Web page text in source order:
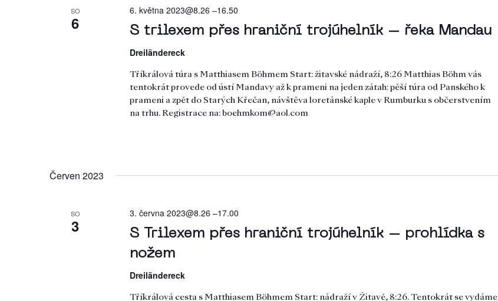
SO
6
6. května 2023@8.26 –16.50
S trilexem přes hraniční trojúhelník – řeka Mandau
Dreiländereck
Tříkrálová túra s Matthiasem Böhmem Start: žitavské nádraží, 8:26 Matthias Böhm vás
tentokrát provede od ústí Mandavy až k prameni na jeden zátah: pěší túra od Panského k
prameni a zpět do Starých Křečan, návštěva loretánské kaple v Rumburku s občerstvením
na trhu. Registrace na: boehmkom@aol.com
Červen 2023
SO
3
3. června 2023@8.26 –17.00
S Trilexem přes hraniční trojúhelník – prohlídka s
nožem
Dreiländereck
Tříkrálová cesta s Matthiasem Böhmem Start: nádraží v Žitavě, 8:26. Tentokrát se vydáme